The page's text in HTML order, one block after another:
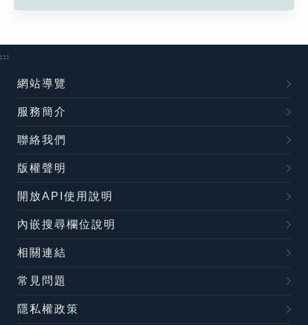
:::
網站導覽
服務簡介
聯絡我們
版權聲明
開放API使用說明
內嵌搜尋欄位說明
相關連結
常見問題
隱私權政策